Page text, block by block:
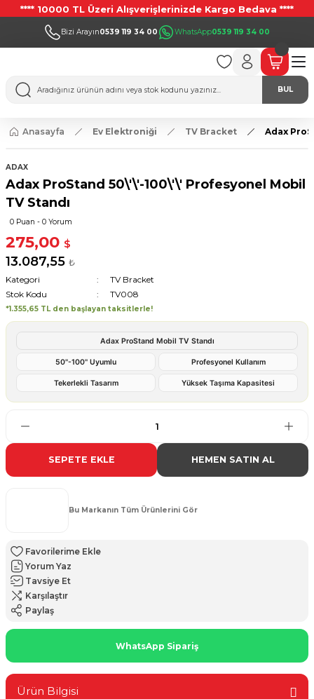
**** 10000 TL Üzeri Alışverişlerinizde Kargo Bedava ****
Bizi Arayın0539 119 34 00 WhatsApp0539 119 34 00
BUL
Anasayfa Ev Elektroniği TV Bracket Adax
ADAX
Adax ProStand 50\'\'-100\'\' Profesyonel Mobil
TV Standı
0 Puan - 0 Yorum
275,00 $
13.087,55 ₺
Kategori
TV Bracket
Stok Kodu
TV008
*1.355,65 TL den başlayan taksitlerle!
Adax ProStand Mobil TV Standı
50''-100'' Uyumlu Profesyonel Kullanım
Tekerlekli Tasarım Yüksek Taşıma Kapasitesi
SEPETE EKLE HEMEN SATIN AL
Bu Markanın Tüm Ürünlerini Gör
Yorum Yaz
Tavsiye Et
Karşılaştır
Paylaş
WhatsApp Sipariş
Ürün Bilgisi